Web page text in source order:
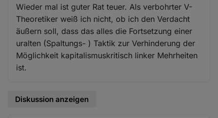
Wieder mal ist guter Rat teuer. Als verbohrter V-
Theoretiker weiß ich nicht, ob ich den Verdacht
äußern soll, dass das alles die Fortsetzung einer
uralten (Spaltungs- ) Taktik zur Verhinderung der
Möglichkeit kapitalismuskritisch linker Mehrheiten
ist.
Diskussion anzeigen